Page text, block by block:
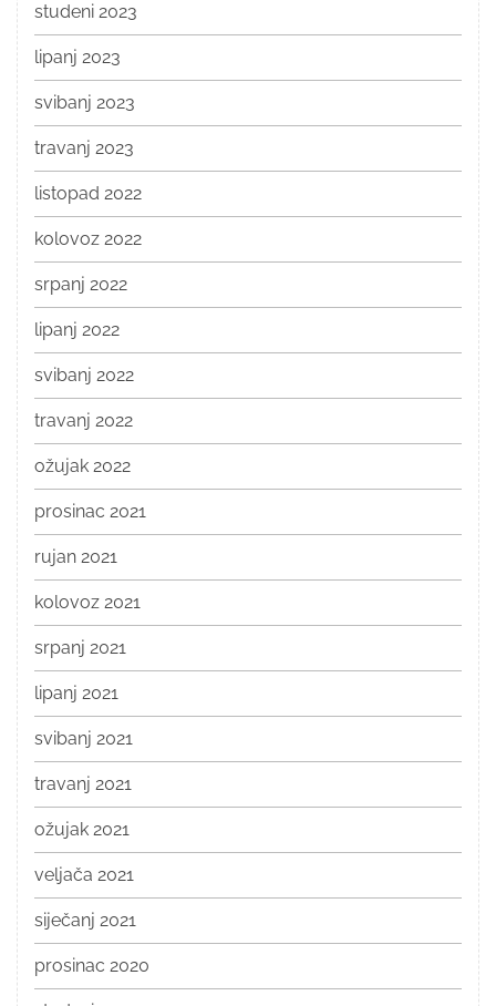
studeni 2023
lipanj 2023
svibanj 2023
travanj 2023
listopad 2022
kolovoz 2022
srpanj 2022
lipanj 2022
svibanj 2022
travanj 2022
ožujak 2022
prosinac 2021
rujan 2021
kolovoz 2021
srpanj 2021
lipanj 2021
svibanj 2021
travanj 2021
ožujak 2021
veljača 2021
siječanj 2021
prosinac 2020